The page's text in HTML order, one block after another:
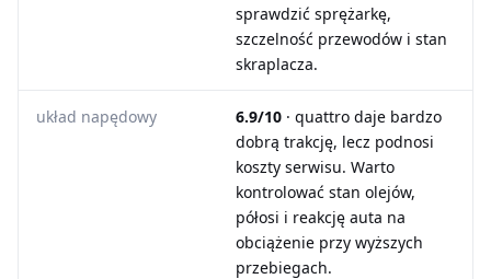
sprawdzić sprężarkę,
szczelność przewodów i stan
skraplacza.
układ napędowy 6.9/10 · quattro daje bardzo
dobrą trakcję, lecz podnosi
koszty serwisu. Warto
kontrolować stan olejów,
półosi i reakcję auta na
obciążenie przy wyższych
przebiegach.